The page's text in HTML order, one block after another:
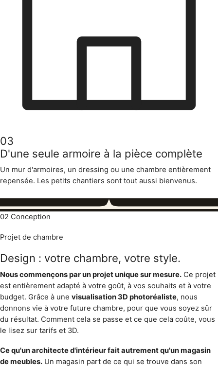
03
D'une seule armoire à la pièce complète
Un mur d'armoires, un dressing ou une chambre entièrement
repensée. Les petits chantiers sont tout aussi bienvenus.
02 Conception
Projet de chambre
Design : votre chambre, votre style.
Nous commençons par un projet unique sur mesure. Ce projet
est entièrement adapté à votre goût, à vos souhaits et à votre
budget. Grâce à une visualisation 3D photoréaliste, nous
donnons vie à votre future chambre, pour que vous soyez sûr
du résultat. Comment cela se passe et ce que cela coûte, vous
le lisez sur tarifs et 3D.
Ce qu'un architecte d'intérieur fait autrement qu'un magasin
de meubles. Un magasin part de ce qui se trouve dans son